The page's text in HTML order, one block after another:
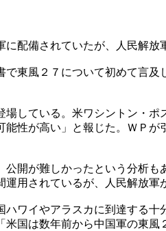
配備されていたが、人民解
東風２７について初めて言
している。米ワシントン・
性が高い」と報じた。ＷＰ
開が難しかったという分析
用されているが、人民解放
ワイやアラスカに到達する
国は数年前から中国軍の東